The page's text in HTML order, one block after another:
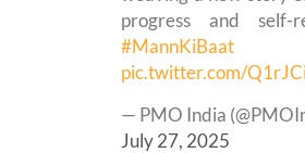
progress and self-
#MannKiBaat
pic.twitter.com/
— PMO India
July 27, 2025